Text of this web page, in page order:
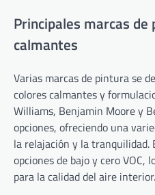
Principales marcas
calmantes
Varias marcas de pintura se
colores calmantes y
Williams, Benjamin Moore y
opciones, ofreciendo una
la relajación y la tranquilidad.
opciones de bajo y cero VOC,
para la calidad del aire interior.